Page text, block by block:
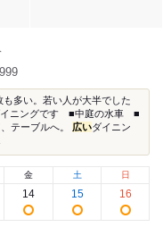
多い。若い人が大半でした
イニングです ■中庭の水車 ■
テーブルへ。 広いダイニン
金
14
土
15
日
16